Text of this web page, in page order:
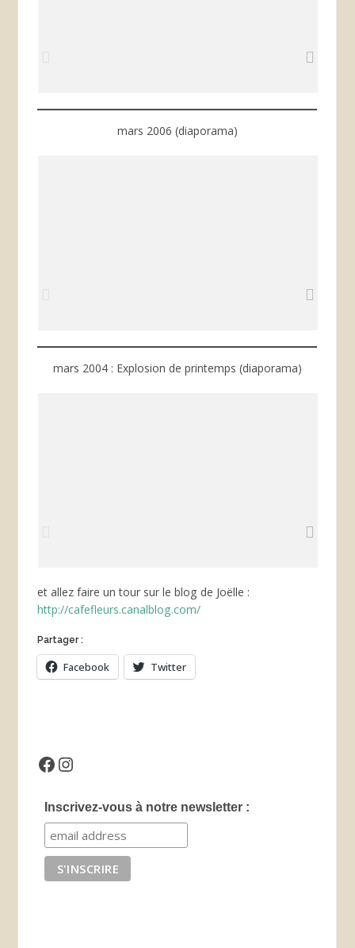
mars 2006 (diaporama)
mars 2004 : Explosion de printemps (diaporama)
et allez faire un tour sur le blog de Joëlle :
http://cafefleurs.canalblog.com/
Partager :
Facebook Twitter
Facebook
Instagram
Inscrivez-vous à notre newsletter :